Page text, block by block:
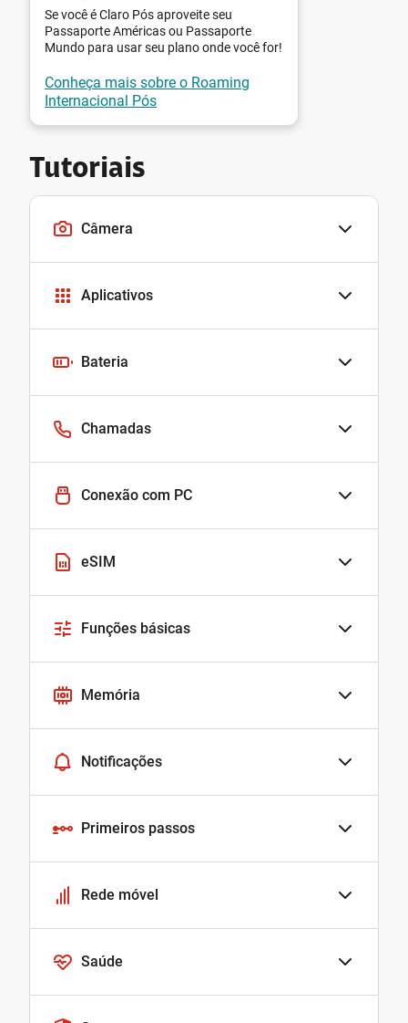
Se você é Claro Pós aproveite seu
Passaporte Américas ou Passaporte
Mundo para usar seu plano onde você for!
Conheça mais sobre o Roaming
Internacional Pós
Tutoriais
Câmera
Aplicativos
Bateria
Chamadas
Conexão com PC
eSIM
Funções básicas
Memória
Notificações
Primeiros passos
Rede móvel
Saúde